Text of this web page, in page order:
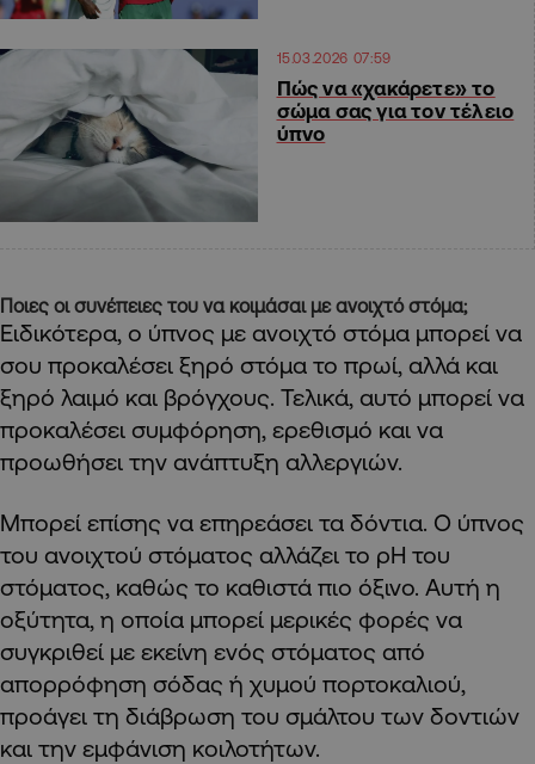
15.03.2026 07:59
Πώς να «χακάρετε» το
σώμα σας για τον τέλειο
ύπνο
Ποιες οι συνέπειες του να κοιμάσαι με ανοιχτό στόμα;
Ειδικότερα, ο ύπνος με ανοιχτό στόμα μπορεί να
σου προκαλέσει ξηρό στόμα το πρωί, αλλά και
ξηρό λαιμό και βρόγχους. Τελικά, αυτό μπορεί να
προκαλέσει συμφόρηση, ερεθισμό και να
προωθήσει την ανάπτυξη αλλεργιών.
Μπορεί επίσης να επηρεάσει τα δόντια. Ο ύπνος
του ανοιχτού στόματος αλλάζει το ρΗ του
στόματος, καθώς το καθιστά πιο όξινο. Αυτή η
οξύτητα, η οποία μπορεί μερικές φορές να
συγκριθεί με εκείνη ενός στόματος από
απορρόφηση σόδας ή χυμού πορτοκαλιού,
προάγει τη διάβρωση του σμάλτου των δοντιών
και την εμφάνιση κοιλοτήτων.